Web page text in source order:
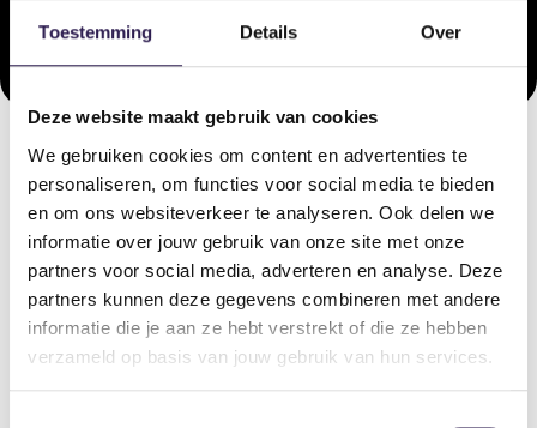
Toestemming Details Over
Deze website maakt gebruik van cookies
We gebruiken cookies om content en advertenties te
personaliseren, om functies voor social media te bieden
en om ons websiteverkeer te analyseren. Ook delen we
informatie over jouw gebruik van onze site met onze
partners voor social media, adverteren en analyse. Deze
partners kunnen deze gegevens combineren met andere
informatie die je aan ze hebt verstrekt of die ze hebben
verzameld op basis van jouw gebruik van hun services.
OOKALL-IN FITNESS?
Schrijf je nu in